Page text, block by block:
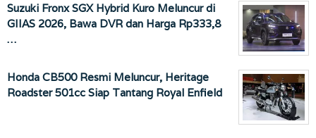
Suzuki Fronx SGX Hybrid Kuro Meluncur di
GIIAS 2026, Bawa DVR dan Harga Rp333,8
…
Honda CB500 Resmi Meluncur, Heritage
Roadster 501cc Siap Tantang Royal Enfield